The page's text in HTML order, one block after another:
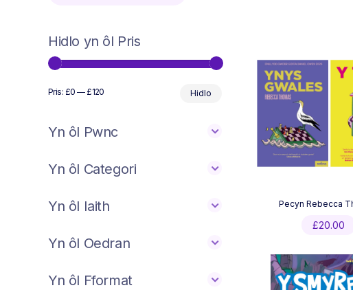
Hidlo yn ôl Pris
Hidlo
Pris: £0 — £120
Yn ôl Pwnc
Yn ôl Categori
Yn ôl Iaith
Yn ôl Oedran
Yn ôl Fformat
Pecyn Rebecca
£20.00